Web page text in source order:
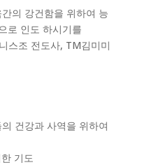
의 강건함을 위하여 능
로 인도 하시기를
스조 전도사, TM김미미
건강과 사역을 위하여
기도